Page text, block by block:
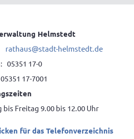
Helmstedt
rathaus@stadt-helmstedt.de
05351 17-0
17-7001
bis Freitag 9.00 bis 12.00 Uhr
für das Telefonverzeichnis